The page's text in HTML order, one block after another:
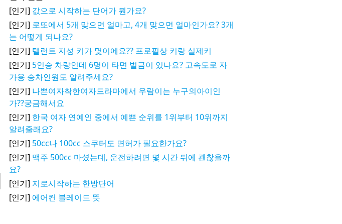
[인기] 값으로 시작하는 단어가 뭔가요?
[인기] 로또에서 5개 맞으면 얼마고, 4개 맞으면 얼마인가요? 3개
는 어떻게 되나요?
[인기] 탤런트 지성 키가 몇이에요?? 프로필상 키랑 실제키
[인기] 5인승 차량인데 6명이 타면 벌금이 있나요? 고속도로 자
가용 승차인원도 알려주세요?
[인기] 나쁜여자착한여자드라마에서 우람이는 누구의아이인
가??궁금해서요
[인기] 한국 여자 연예인 중에서 예쁜 순위를 1위부터 10위까지
알려줄래요?
[인기] 50cc나 100cc 스쿠터도 면허가 필요한가요?
[인기] 맥주 500cc 마셨는데, 운전하려면 몇 시간 뒤에 괜찮을까
요?
[인기] 지로시작하는 한방단어
[인기] 에어컨 블레이드 뜻